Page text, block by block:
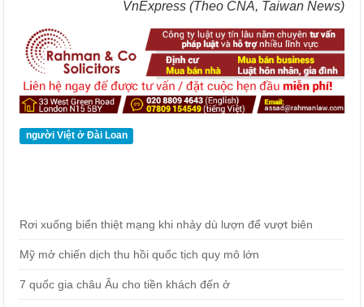
VnExpress (Theo CNA, Taiwan News)
người Việt ở Đài Loan
Rơi xuống biển thiệt mạng khi nhảy dù lượn để vượt biên
Mỹ mở chiến dịch thu hồi quốc tịch quy mô lớn
7 quốc gia châu Âu cho tiền khách đến ở